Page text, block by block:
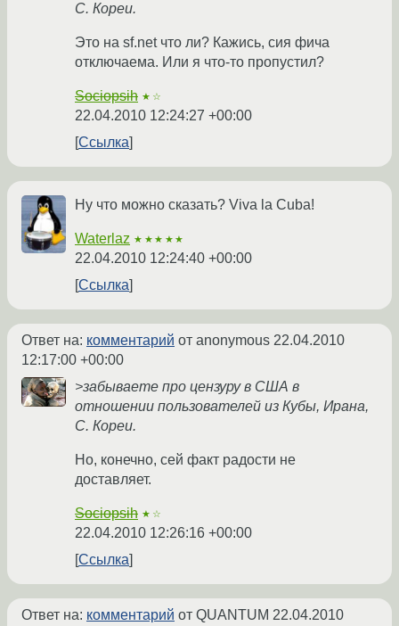
С. Кореи.
Это на sf.net что ли? Кажись, сия фича
отключаема. Или я что-то пропустил?
Sociopsih ★☆
22.04.2010 12:24:27 +00:00
Ссылка
Ну что можно сказать? Viva la Cuba!
Waterlaz ★★★★★
22.04.2010 12:24:40 +00:00
Ссылка
Ответ на: комментарий от anonymous 22.04.2010
12:17:00 +00:00
>забываете про цензуру в США в
отношении пользователей из Кубы, Ирана,
С. Кореи.
Но, конечно, сей факт радости не
доставляет.
Sociopsih ★☆
22.04.2010 12:26:16 +00:00
Ссылка
Ответ на: комментарий от QUANTUM 22.04.2010